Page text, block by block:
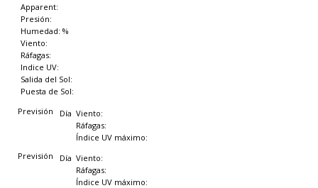
Apparent:
Presión:
Humedad: %
Viento:
Ráfagas:
Indice UV:
Salida del Sol:
Puesta de Sol:
Previsión
Día Viento:
Ráfagas:
Índice UV máximo:
Previsión
Día Viento:
Ráfagas:
Índice UV máximo: